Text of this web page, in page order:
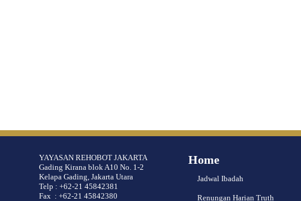
YAYASAN REHOBOT JAKARTA
Gading Kirana blok A10 No. 1-2
Kelapa Gading, Jakarta Utara
Telp : +62-21 45842381
Fax : +62-21 45842380
Home
Jadwal Ibadah
Renungan Harian Truth